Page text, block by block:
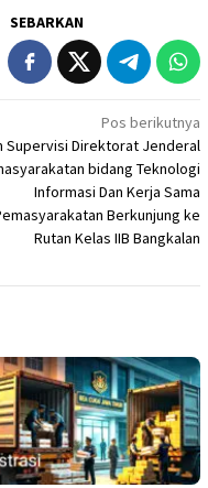
SEBARKAN
Pos berikutnya
Supervisi Direktorat Jenderal
bidang Teknologi
Informasi Dan Kerja Sama
Berkunjung ke
Rutan Kelas IIB Bangkalan